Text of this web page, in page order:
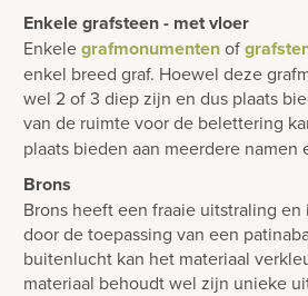
Enkele grafsteen - met vloer
Enkelegrafmonumentenof
enkel breed graf. Hoewel deze
wel 2 of 3 diep zijn en dus plaats
van de ruimte voor de belettering
plaats bieden aan meerdere namen
Brons
Brons heeft een fraaie uitstraling
door de toepassing van een
buitenlucht kan het materiaal
materiaal behoudt wel zijn unieke